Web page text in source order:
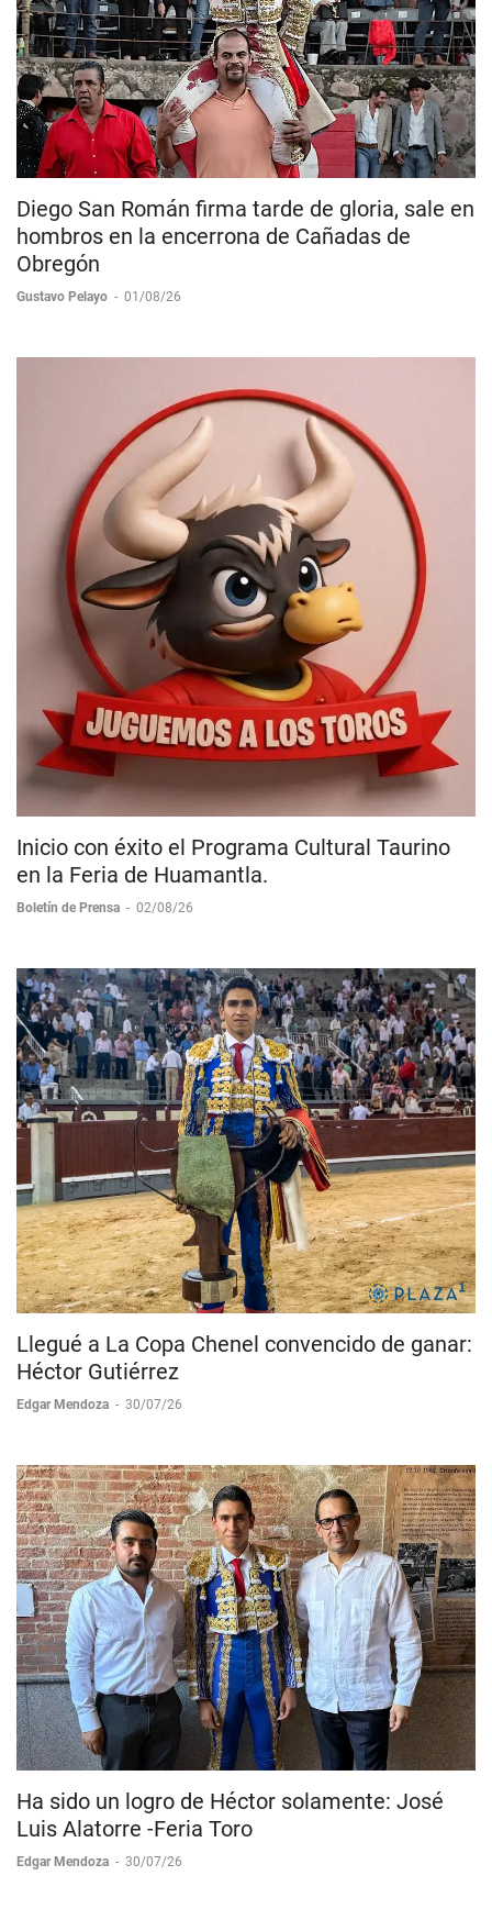
Diego San Román firma tarde de gloria, sale en
hombros en la encerrona de Cañadas de
Obregón
Gustavo Pelayo - 01/08/26
Inicio con éxito el Programa Cultural Taurino
en la Feria de Huamantla.
Boletín de Prensa - 02/08/26
Llegué a La Copa Chenel convencido de ganar:
Héctor Gutiérrez
Edgar Mendoza - 30/07/26
Ha sido un logro de Héctor solamente: José
Luis Alatorre -Feria Toro
Edgar Mendoza - 30/07/26